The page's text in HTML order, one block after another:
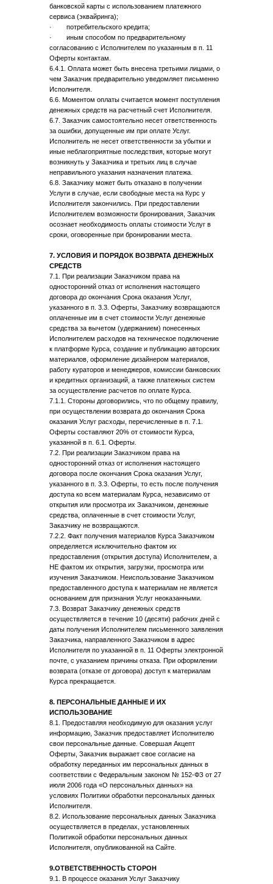
банковской карты с использованием платежного
сервиса (эквайринга);
· потребительского кредита;
· иным способом по предварительному
согласованию с Исполнителем по указанным в п. 11
Оферты контактам.
6.4.1. Оплата может быть внесена третьими лицами, о
чем Заказчик предварительно уведомляет письменно
Исполнителя.
6.6. Моментом оплаты считается момент поступления
денежных средств на расчетный счет Исполнителя.
6.7. Заказчик самостоятельно несет ответственность
за ошибки, допущенные им при оплате Услуг.
Исполнитель не несет ответственности за убытки и
иные неблагоприятные последствия, которые могут
возникнуть у Заказчика и третьих лиц в случае
неправильного указания назначения платежа.
6.8. Заказчику может быть отказано в получении
Услуги в случае, если свободные места на Курс у
Исполнителя закончились. При предоставлении
Исполнителем возможности бронирования, Заказчик
осознает необходимость оплаты стоимости Услуг в
сроки, оговоренные при бронировании места.
7. УСЛОВИЯ И ПОРЯДОК ВОЗВРАТА ДЕНЕЖНЫХ
СРЕДСТВ
7.1. При реализации Заказчиком права на
односторонний отказ от исполнения настоящего
договора до окончания Срока оказания Услуг,
указанного в п. 3.3. Оферты, Заказчику возвращаются
оплаченные им в счет стоимости Услуг денежные
средства за вычетом (удержанием) понесенных
Исполнителем расходов на техническое подключение
к платформе Курса, создание и публикацию авторских
материалов, оформление дизайнером материалов,
работу кураторов и менеджеров, комиссии банковских
и кредитных организаций, а также платежных систем
за осуществление расчетов по оплате Курса.
7.1.1. Стороны договорились, что по общему правилу,
при осуществлении возврата до окончания Срока
оказания Услуг расходы, перечисленные в п. 7.1.
Оферты составляют 20% от стоимости Курса,
указанной в п. 6.1. Оферты.
7.2. При реализации Заказчиком права на
односторонний отказ от исполнения настоящего
договора после окончания Срока оказания Услуг,
указанного в п. 3.3. Оферты, то есть после получения
доступа ко всем материалам Курса, независимо от
открытия или просмотра их Заказчиком, денежные
средства, оплаченные в счет стоимости Услуг,
Заказчику не возвращаются.
7.2.2. Факт получения материалов Курса Заказчиком
определяется исключительно фактом их
предоставления (открытия доступа) Исполнителем, а
НЕ фактом их открытия, загрузки, просмотра или
изучения Заказчиком. Неиспользование Заказчиком
предоставленного доступа к материалам не является
основанием для признания Услуг неоказанными.
7.3. Возврат Заказчику денежных средств
осуществляется в течение 10 (десяти) рабочих дней с
даты получения Исполнителем письменного заявления
Заказчика, направленного Заказчиком в адрес
Исполнителя по указанной в п. 11 Оферты электронной
почте, с указанием причины отказа. При оформлении
возврата (отказе от договора) доступ к материалам
Курса прекращается.
8. ПЕРСОНАЛЬНЫЕ ДАННЫЕ И ИХ
ИСПОЛЬЗОВАНИЕ
8.1. Предоставляя необходимую для оказания услуг
информацию, Заказчик предоставляет Исполнителю
свои персональные данные. Совершая Акцепт
Оферты, Заказчик выражает свое согласие на
обработку переданных им персональных данных в
соответствии с Федеральным законом № 152-ФЗ от 27
июля 2006 года «О персональных данных» на
условиях Политики обработки персональных данных
Исполнителя.
8.2. Использование персональных данных Заказчика
осуществляется в пределах, установленных
Политикой обработки персональных данных
Исполнителя, опубликованной на Сайте.
9.ОТВЕТСТВЕННОСТЬ СТОРОН
9.1. В процессе оказания Услуг Заказчику
Регистрационный номер в реестре
Роскомнадзора 78-25-068893
от 12.02.2025
ОГРНИП 318470400038711
ИНН 470417111929
опубликована по кнопке перехода
на форму регистрации
Согласие на рекламную рассылку
Согласие на обработку персональных данных
dilam.project@gmail.com
+79258909142
КОНТАКТЫ
Политика конфиденциальности
ИП Дилам Анжела Александровна
ОРГАНИЗАЦИЯ